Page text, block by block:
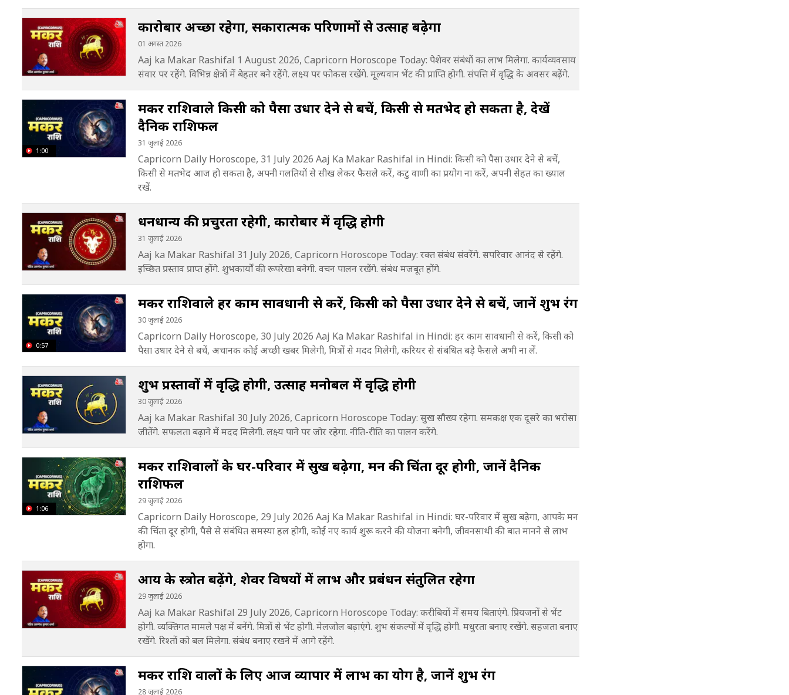
कारोबार अच्छा रहेगा, सकारात्मक परिणामों से उत्साह बढ़ेगा
01 अगस्त 2026
Aaj ka Makar Rashifal 1 August 2026, Capricorn Horoscope Today: पेशेवर संबंधों का लाभ मिलेगा. कार्यव्यवसाय
संवार पर रहेंगे. विभिन्न क्षेत्रों में बेहतर बने रहेंगे. लक्ष्य पर फोकस रखेंगे. मूल्यवान भेंट की प्राप्ति होगी. संपत्ति में वृद्धि के अवसर बढ़ेंगे.
1:00
मकर राशिवाले किसी को पैसा उधार देने से बचें, किसी से मतभेद हो सकता है, देखें
दैनिक राशिफल
31 जुलाई 2026
Capricorn Daily Horoscope, 31 July 2026 Aaj Ka Makar Rashifal in Hindi: किसी को पैसा उधार देने से बचें,
किसी से मतभेद आज हो सकता है, अपनी गलतियों से सीख लेकर फैसले करें, कटु वाणी का प्रयोग ना करें, अपनी सेहत का ख्याल
रखें.
धनधान्य की प्रचुरता रहेगी, कारोबार में वृद्धि होगी
31 जुलाई 2026
Aaj ka Makar Rashifal 31 July 2026, Capricorn Horoscope Today: रक्त संबंध संवरेंगे. सपरिवार आनंद से रहेंगे.
इच्छित प्रस्ताव प्राप्त होंगे. शुभकार्यों की रूपरेखा बनेगी. वचन पालन रखेंगे. संबंध मजबूत होंगे.
0:57
मकर राशिवाले हर काम सावधानी से करें, किसी को पैसा उधार देने से बचें, जानें शुभ रंग
30 जुलाई 2026
Capricorn Daily Horoscope, 30 July 2026 Aaj Ka Makar Rashifal in Hindi: हर काम सावधानी से करें, किसी को
पैसा उधार देने से बचें, अचानक कोई अच्छी खबर मिलेगी, मित्रों से मदद मिलेगी, करियर से संबंधित बड़े फैसले अभी ना लें.
शुभ प्रस्तावों में वृद्धि होगी, उत्साह मनोबल में वृद्धि होगी
30 जुलाई 2026
Aaj ka Makar Rashifal 30 July 2026, Capricorn Horoscope Today: सुख सौख्य रहेगा. समक़क्ष एक दूसरे का भरोसा
जीतेंगे. सफलता बढ़ाने में मदद मिलेगी. लक्ष्य पाने पर जोर रहेगा. नीति-रीति का पालन करेंगे.
1:06
मकर राशिवालों के घर-परिवार में सुख बढ़ेगा, मन की चिंता दूर होगी, जानें दैनिक
राशिफल
29 जुलाई 2026
Capricorn Daily Horoscope, 29 July 2026 Aaj Ka Makar Rashifal in Hindi: घर-परिवार में सुख बढ़ेगा, आपके मन
की चिंता दूर होगी, पैसे से संबंधित समस्या हल होगी, कोई नए कार्य शुरू करने की योजना बनेगी, जीवनसाथी की बात मानने से लाभ
होगा.
आय के स्त्रोत बढ़ेंगे, शेवर विषयों में लाभ और प्रबंधन संतुलित रहेगा
29 जुलाई 2026
Aaj ka Makar Rashifal 29 July 2026, Capricorn Horoscope Today: करीबियों में समय बिताएंगे. प्रियजनों से भेंट
होगी. व्यक्तिगत मामले पक्ष में बनेंगे. मित्रों से भेंट होगी. मेलजोल बढ़ाएंगे. शुभ संकल्पों में वृद्धि होगी. मधुरता बनाए रखेंगे. सहजता बनाए
रखेंगे. रिश्तों को बल मिलेगा. संबंध बनाए रखने में आगे रहेंगे.
मकर राशि वालों के लिए आज व्यापार में लाभ का योग है, जानें शुभ रंग
28 जुलाई 2026